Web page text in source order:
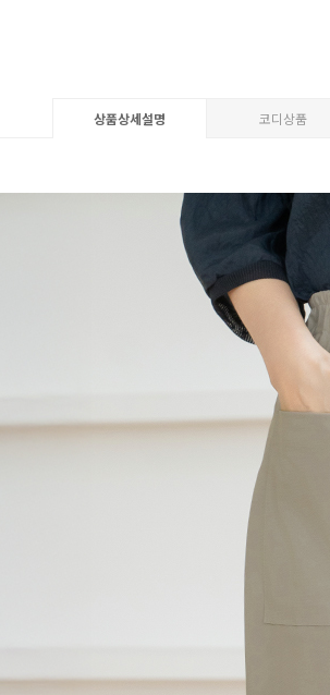
상품상세설명 코디상품